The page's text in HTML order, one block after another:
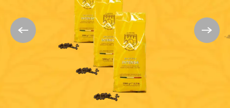
Scopri di più: M'ama Caffè Caffè Macinato